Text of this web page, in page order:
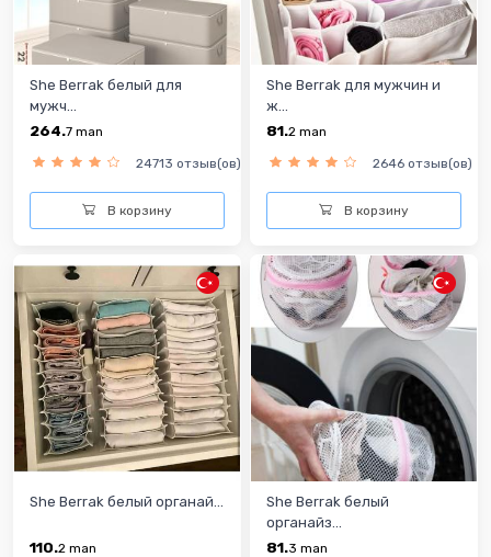
She Berrak белый для
мужч...
264.7 man
24713 отзыв(ов)
В корзину
She Berrak для мужчин и
ж...
81.2 man
2646 отзыв(ов)
В корзину
She Berrak белый органай...
110.2 man
She Berrak белый
органайз...
81.3 man